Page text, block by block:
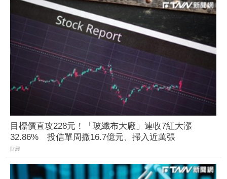
目標價直攻228元！「玻纖布大廠」連收7紅大漲
32.86% 投信單周撒16.7億元、掃入近萬張
財經